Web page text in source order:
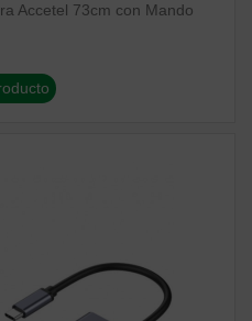
Accetel 73cm con Mando